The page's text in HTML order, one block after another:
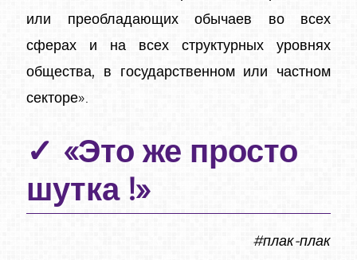
или преобладающих обычаев во всех
сферах и на всех структурных уровнях
общества, в государственном или частном
секторе».
«Это же просто
шутка !»
#плак-плак